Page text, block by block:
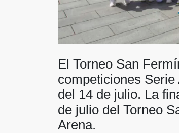
El Torneo San
competiciones
del 14 de julio. La
de julio del Torneo
Arena.